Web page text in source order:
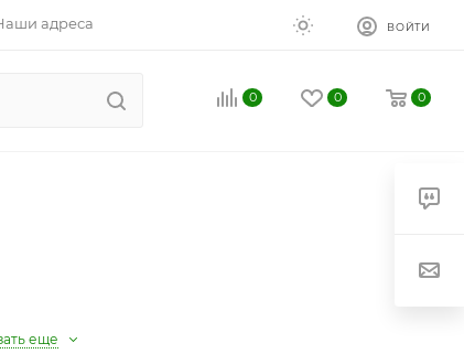
адреса ВОЙТИ
0 0 0
еще